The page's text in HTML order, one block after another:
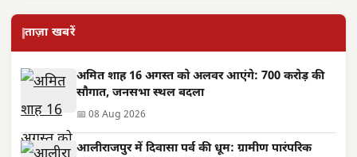
ताज़ा खबरें
अमित शाह 16 अगस्त को अलवर आएंगे: 700 करोड़ की
सौगात, जनसभा स्थल बदला
📅 08 Aug 2026
आलीराजपुर में दिवासा पर्व की धूम: ग्रामीण पारंपरिक